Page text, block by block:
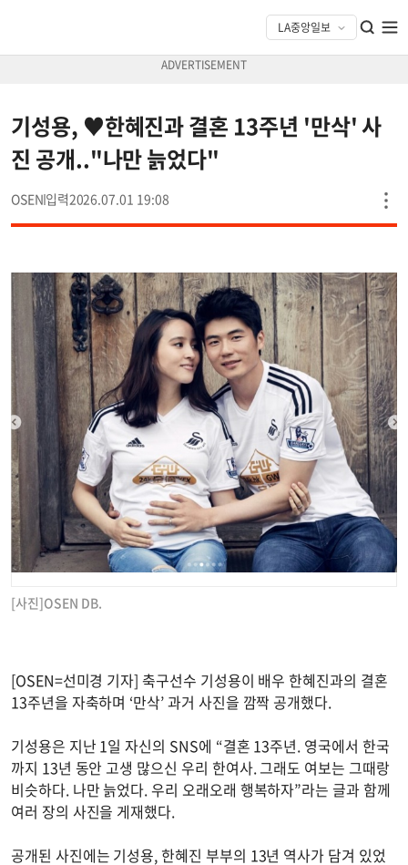
기성용, ♥한혜진과 결혼 13주년 '만삭' 사
진 공개.."나만 늙었다"
OSEN 2026.07.01 19:08
[사진]OSEN DB.
[OSEN=선미경 기자] 축구선수 기성용이 배우 한혜진과의 결혼
13주년을 자축하며 ‘만삭’ 과거 사진을 깜짝 공개했다.
기성용은 지난 1일 자신의 SNS에 “결혼 13주년. 영국에서 한국
까지 13년 동안 고생 많으신 우리 한여사. 그래도 여보는 그때랑
비슷하다. 나만 늙었다. 우리 오래오래 행복하자”라는 글과 함께
여러 장의 사진을 게재했다.
공개된 사진에는 기성용, 한혜진 부부의 13년 역사가 담겨 있었